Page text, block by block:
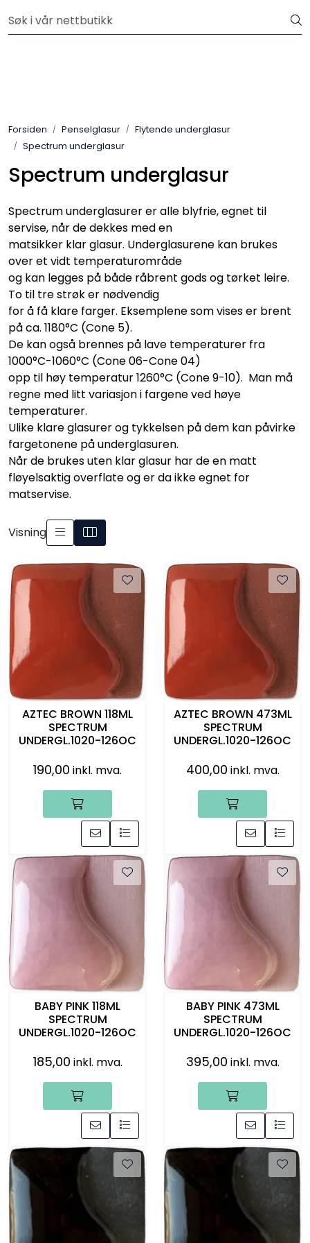
Velkommen til vår nye nettbutikk! Besøk Min side for mer
Forsiden Penselglasur
Flytende underglasur
Spectrum underglasur
Spectrum underglasur
Spectrum underglasurer er alle blyfrie, egnet til
servise, når de dekkes med en
matsikker klar glasur. Underglasurene kan brukes
over et vidt temperaturområde
og kan legges på både råbrent gods og tørket leire.
To til tre strøk er nødvendig
for å få klare farger. Eksemplene som vises er brent
på ca. 1180°C (Cone 5).
De kan også brennes på lave temperaturer fra
1000°C-1060°C (Cone 06-Cone 04)
opp til høy temperatur 1260°C (Cone 9-10). Man må
regne med litt variasjon i fargene ved høye
temperaturer.
Ulike klare glasurer og tykkelsen på dem kan påvirke
fargetonene på underglasuren.
Når de brukes uten klar glasur har de en matt
fløyelsaktig overflate og er da ikke egnet for
matservise.
Visning
AZTEC BROWN 118ML
SPECTRUM
UNDERGL.1020-126OC
190,00 inkl. mva.
AZTEC BROWN 473ML
SPECTRUM
UNDERGL.1020-126OC
400,00 inkl. mva.
BABY PINK 118ML
SPECTRUM
UNDERGL.1020-126OC
185,00 inkl. mva.
BABY PINK 473ML
SPECTRUM
UNDERGL.1020-126OC
395,00 inkl. mva.
Pulverglasur
Håndverktøy
Maskiner
Ovner
Pensler
Råmaterialer
Gipsformer
Dekaler
Glass
Bøker